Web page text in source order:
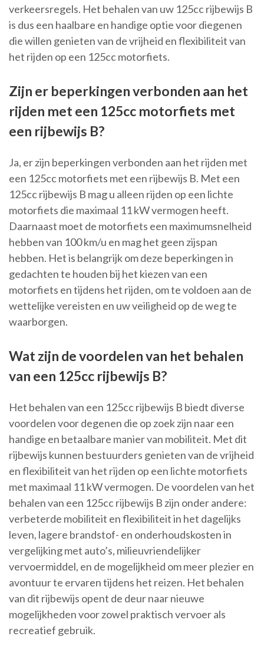
verkeersregels. Het behalen van uw 125cc rijbewijs B
is dus een haalbare en handige optie voor diegenen
die willen genieten van de vrijheid en flexibiliteit van
het rijden op een 125cc motorfiets.
Zijn er beperkingen verbonden aan het
rijden met een 125cc motorfiets met
een rijbewijs B?
Ja, er zijn beperkingen verbonden aan het rijden met
een 125cc motorfiets met een rijbewijs B. Met een
125cc rijbewijs B mag u alleen rijden op een lichte
motorfiets die maximaal 11 kW vermogen heeft.
Daarnaast moet de motorfiets een maximumsnelheid
hebben van 100 km/u en mag het geen zijspan
hebben. Het is belangrijk om deze beperkingen in
gedachten te houden bij het kiezen van een
motorfiets en tijdens het rijden, om te voldoen aan de
wettelijke vereisten en uw veiligheid op de weg te
waarborgen.
Wat zijn de voordelen van het behalen
van een 125cc rijbewijs B?
Het behalen van een 125cc rijbewijs B biedt diverse
voordelen voor degenen die op zoek zijn naar een
handige en betaalbare manier van mobiliteit. Met dit
rijbewijs kunnen bestuurders genieten van de vrijheid
en flexibiliteit van het rijden op een lichte motorfiets
met maximaal 11 kW vermogen. De voordelen van het
behalen van een 125cc rijbewijs B zijn onder andere:
verbeterde mobiliteit en flexibiliteit in het dagelijks
leven, lagere brandstof- en onderhoudskosten in
vergelijking met auto’s, milieuvriendelijker
vervoermiddel, en de mogelijkheid om meer plezier en
avontuur te ervaren tijdens het reizen. Het behalen
van dit rijbewijs opent de deur naar nieuwe
mogelijkheden voor zowel praktisch vervoer als
recreatief gebruik.